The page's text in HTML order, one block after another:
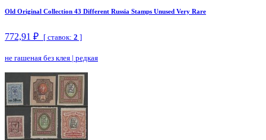
Old Original Collection 43 Different Russia Stamps Unused Very Rare
772,91 ₽ [ ставок: 2 ]
не гашеная без клея | редкая